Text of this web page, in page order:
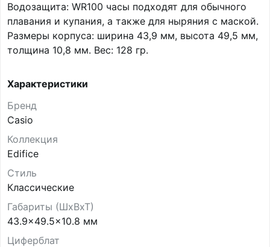
Водозащита: WR100 часы подходят для обычного
плавания и купания, а также для ныряния с маской.
Размеры корпуса: ширина 43,9 мм, высота 49,5 мм,
толщина 10,8 мм. Вес: 128 гр.
Характеристики
Бренд
Casio
Коллекция
Edifice
Стиль
Классические
Габариты (ШхВхТ)
43.9x49.5x10.8 мм
Циферблат